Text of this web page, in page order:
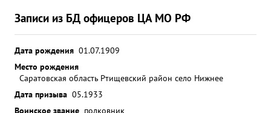
Записи из БД офицеров ЦА МО РФ
Дата рождения 01.07.1909
Место рождения
Саратовская область Ртищевский район село Нижнее
Дата призыва 05.1933
Воинское звание полковник